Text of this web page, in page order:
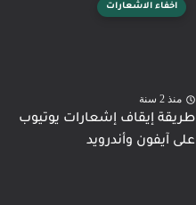
اخفاء الاشعارات
منذ 2 سنة
طريقة إيقاف إشعارات يوتيوب
على آيفون وأندرويد